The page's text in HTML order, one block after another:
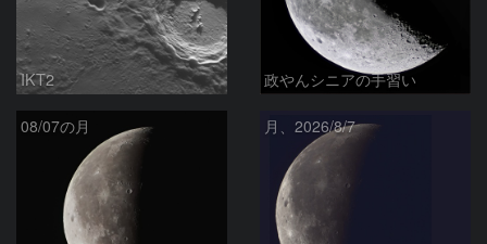
IKT2 政やんシニアの手習い
08/07の月 月、2026/8/7